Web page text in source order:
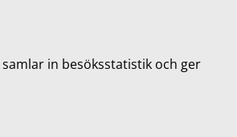
in besöksstatistik och ger